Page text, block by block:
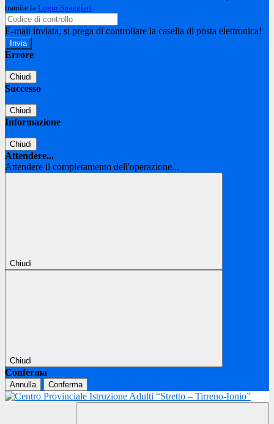
tramite la Login Spaggiari
E-mail inviata, si prega di controllare la casella di posta elettronica!
Errore
Chiudi
Successo
Chiudi
Informazione
Chiudi
Attendere...
Attendere il completamento dell'operazione...
Chiudi
Chiudi
Conferma
Annulla Conferma